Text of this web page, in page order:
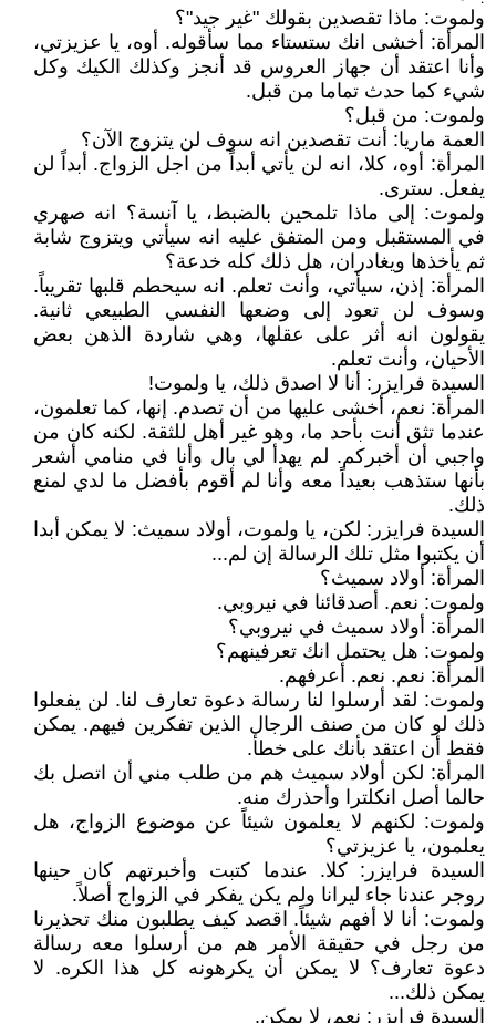
ولموت: ماذا تقصدين بقولك "غير جيد"؟
المرأة: أخشى انك ستستاء مما سأقوله. أوه، يا عزيزتي،
وأنا اعتقد أن جهاز العروس قد أنجز وكذلك الكيك وكل
شيء كما حدث تماما من قبل.
ولموت: من قبل؟
العمة ماريا: أنت تقصدين انه سوف لن يتزوج الآن؟
المرأة: أوه، كلا، انه لن يأتي أبداً من اجل الزواج. أبداً لن
يفعل. سترى.
ولموت: إلى ماذا تلمحين بالضبط، يا آنسة؟ انه صهري
في المستقبل ومن المتفق عليه انه سيأتي ويتزوج شابة
ثم يأخذها ويغادران، هل ذلك كله خدعة؟
المرأة: إذن، سيأتي، وأنت تعلم. انه سيحطم قلبها تقريباً.
وسوف لن تعود إلى وضعها النفسي الطبيعي ثانية.
يقولون انه أثر على عقلها، وهي شاردة الذهن بعض
الأحيان، وأنت تعلم.
السيدة فرايزر: أنا لا اصدق ذلك، يا ولموت!
المرأة: نعم، أخشى عليها من أن تصدم. إنها، كما تعلمون،
عندما تثق أنت بأحد ما، وهو غير أهل للثقة. لكنه كان من
واجبي أن أخبركم. لم يهدأ لي بال وأنا في منامي أشعر
بأنها ستذهب بعيداً معه وأنا لم أقوم بأفضل ما لدي لمنع
ذلك.
السيدة فرايزر: لكن، يا ولموت، أولاد سميث: لا يمكن أبدا
أن يكتبوا مثل تلك الرسالة إن لم...
المرأة: أولاد سميث؟
ولموت: نعم. أصدقائنا في نيروبي.
المرأة: أولاد سميث في نيروبي؟
ولموت: هل يحتمل انك تعرفينهم؟
المرأة: نعم. نعم. أعرفهم.
ولموت: لقد أرسلوا لنا رسالة دعوة تعارف لنا. لن يفعلوا
ذلك لو كان من صنف الرجال الذين تفكرين فيهم. يمكن
فقط أن اعتقد بأنك على خطأ.
المرأة: لكن أولاد سميث هم من طلب مني أن اتصل بك
حالما أصل انكلترا وأحذرك منه.
ولموت: لكنهم لا يعلمون شيئاً عن موضوع الزواج، هل
يعلمون، يا عزيزتي؟
السيدة فرايزر: كلا. عندما كتبت وأخبرتهم كان حينها
روجر عندنا جاء ليرانا ولم يكن يفكر في الزواج أصلاً.
ولموت: أنا لا أفهم شيئاً. اقصد كيف يطلبون منك تحذيرنا
من رجل في حقيقة الأمر هم من أرسلوا معه رسالة
دعوة تعارف؟ لا يمكن أن يكرهونه كل هذا الكره. لا
يمكن ذلك...
السيدة فرايزر: نعم، لا يمكن.